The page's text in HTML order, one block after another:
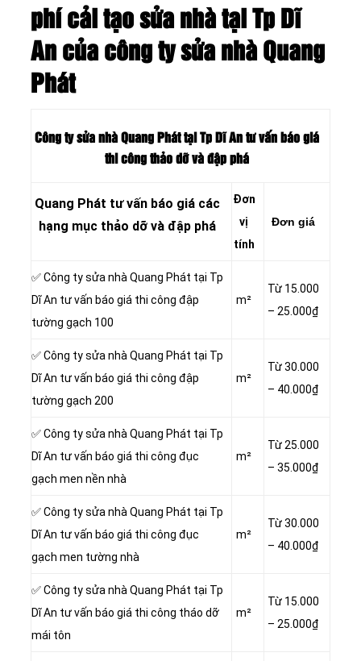
phí cải tạo sửa nhà tại Tp Dĩ
An của công ty sửa nhà Quang
Phát
Công ty sửa nhà Quang Phát tại Tp Dĩ An tư vấn báo giá
thi công thảo dỡ và đập phá
Quang Phát tư vấn báo giá các
hạng mục thảo dỡ và đập phá
Đơn
vị
tính
Đơn giá
✅ Công ty sửa nhà Quang Phát tại Tp
Dĩ An tư vấn báo giá thi công đập
tường gạch 100
m²
Từ 15.000
– 25.000₫
✅ Công ty sửa nhà Quang Phát tại Tp
Dĩ An tư vấn báo giá thi công đập
tường gạch 200
m²
Từ 30.000
– 40.000₫
✅ Công ty sửa nhà Quang Phát tại Tp
Dĩ An tư vấn báo giá thi công đục
gạch men nền nhà
m²
Từ 25.000
– 35.000₫
✅ Công ty sửa nhà Quang Phát tại Tp
Dĩ An tư vấn báo giá thi công đục
gạch men tường nhà
m²
Từ 30.000
– 40.000₫
✅ Công ty sửa nhà Quang Phát tại Tp
Dĩ An tư vấn báo giá thi công tháo dỡ
mái tôn
m²
Từ 15.000
– 25.000₫